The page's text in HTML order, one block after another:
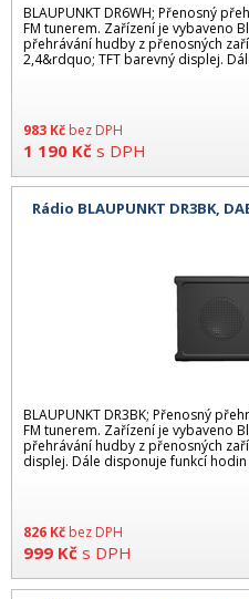
BLAUPUNKT DR6WH; Přenosný
FM tunerem. Zařízení je vybaveno
přehrávání hudby z přenosných
2,4&rdquo; TFT barevný displej.
983 Kč bez DPH
1 190 Kč s DPH
Rádio BLAUPUNKT DR3BK,
BLAUPUNKT DR3BK; Přenosný
FM tunerem. Zařízení je vybaveno
přehrávání hudby z přenosných
displej. Dále disponuje funkcí
826 Kč bez DPH
999 Kč s DPH